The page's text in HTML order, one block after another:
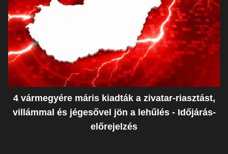
4 vármegyére máris kiadták a zivatar-riasztást,
villámmal és jégesővel jön a lehűlés - Időjárás-
előrejelzés